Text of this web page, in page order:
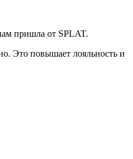
пришла от SPLAT.
Это повышает лояльность и